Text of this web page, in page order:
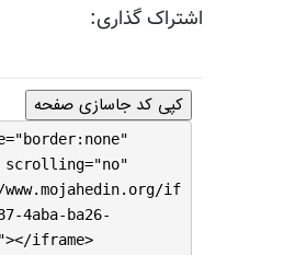
اشتراک گذاری:
کپی کد جاسازی صفحه
scrolling="no"
if
4aba-ba26-
iframe>